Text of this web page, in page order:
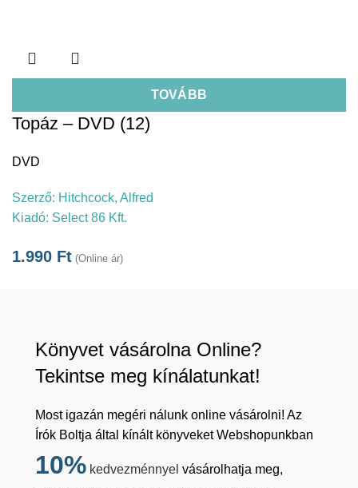
TOVÁBB
Topáz – DVD (12)
DVD
Szerző: Hitchcock, Alfred
Kiadó: Select 86 Kft.
1.990 Ft (Online ár)
Könyvet vásárolna Online?
Tekintse meg kínálatunkat!
Most igazán megéri nálunk online vásárolni! Az
Írók Boltja által kínált könyveket Webshopunkban
10% kedvezménnyel vásárolhatja meg,